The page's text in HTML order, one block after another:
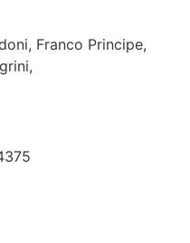
Franco Principe,